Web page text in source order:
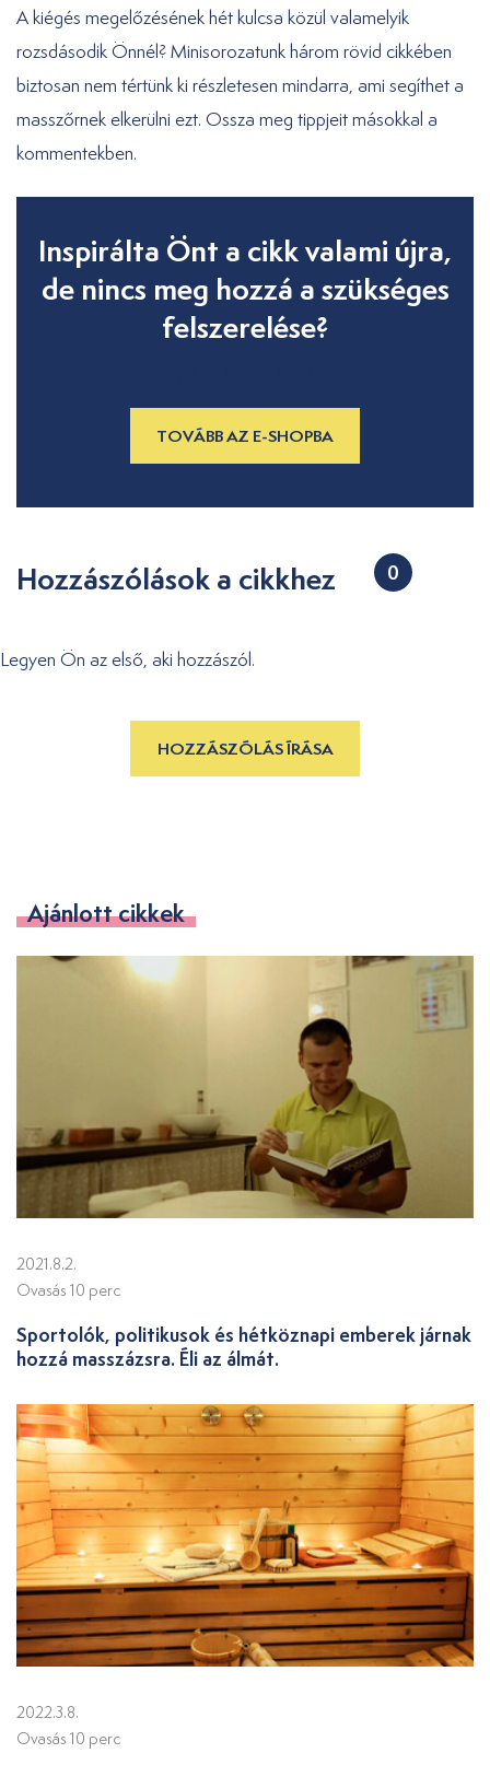
A kiégés megelőzésének hét kulcsa közül valamelyik
rozsdásodik Önnél? Minisorozatunk három rövid cikkében
biztosan nem tértünk ki részletesen mindarra, ami segíthet a
masszőrnek elkerülni ezt. Ossza meg tippjeit másokkal a
kommentekben.
Inspirálta Önt a cikk valami újra,
de nincs meg hozzá a szükséges
felszerelése?
TOVÁBB AZ E-SHOPBA
Hozzászólások a cikkhez 0
Legyen Ön az első, aki hozzászól.
HOZZÁSZÓLÁS ÍRÁSA
Ajánlott cikkek
2021.8.2.
Ovasás 10 perc
Sportolók, politikusok és hétköznapi emberek járnak
hozzá masszázsra. Éli az álmát.
2022.3.8.
Ovasás 10 perc